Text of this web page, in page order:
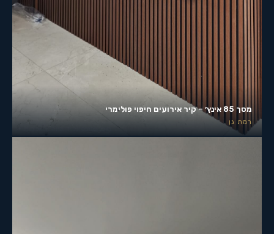
מסך 85 אינץ׳ – קיר אירועים חיפוי פולימרי
רמת גן